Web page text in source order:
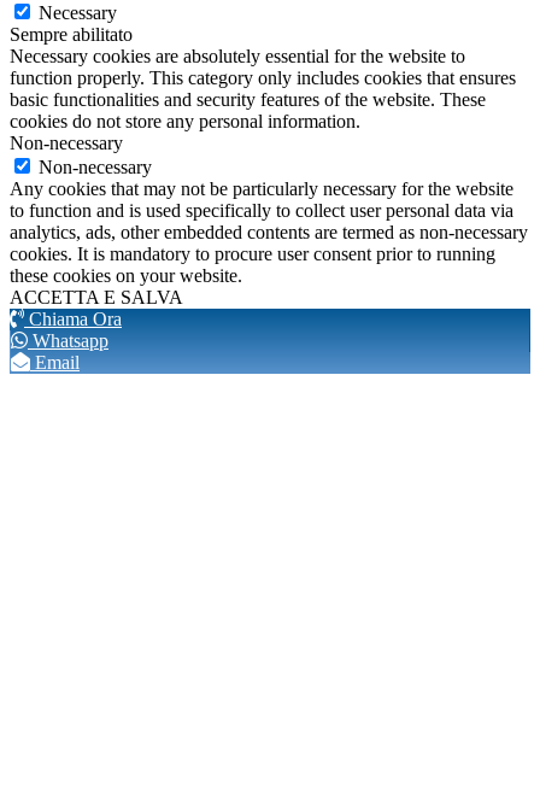
Necessary
Sempre abilitato
Necessary cookies are absolutely essential for the website to
function properly. This category only includes cookies that ensures
basic functionalities and security features of the website. These
cookies do not store any personal information.
Non-necessary
Non-necessary
Any cookies that may not be particularly necessary for the website
to function and is used specifically to collect user personal data via
analytics, ads, other embedded contents are termed as non-necessary
cookies. It is mandatory to procure user consent prior to running
these cookies on your website.
ACCETTA E SALVA
Chiama Ora
Whatsapp
Email